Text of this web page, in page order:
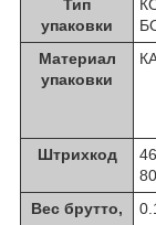
Тип
упаковки
Материал
упаковки
Штрихкод
80
Вес брутто,